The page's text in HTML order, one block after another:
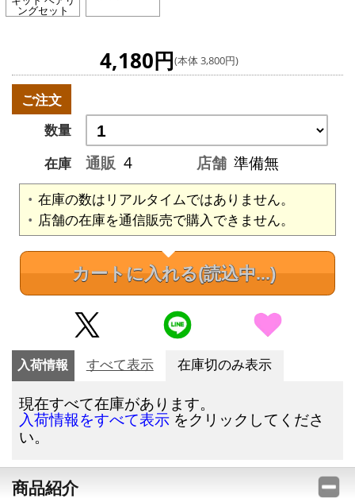
ングセット
4,180円(本体 3,800円)
ご注文
数量
在庫
通販 4 店舗 準備無
在庫の数はリアルタイムではありません。
店舗の在庫を通信販売で購入できません。
カートに入れる(読込中...)
入荷情報 すべて表示 在庫切のみ表示
現在すべて在庫があります。
入荷情報をすべて表示 をクリックしてくださ
い。
商品紹介